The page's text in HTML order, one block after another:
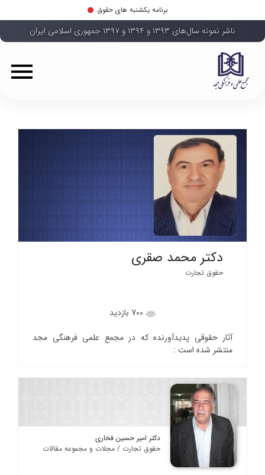
برنامه یکشنبه های حقوق
ناشر نمونه سال‌های ۱۳۹۳ و ۱۳۹۴ و ۱۳۹۷ جمهوری اسلامی ایران
دکتر محمد صقری
حقوق تجارت
آثار حقوقی پدیدآورنده که در مجمع علمی فرهنگی مجد
منتشر شده است :
دکتر امیر حسین فخاری
حقوق تجارت / مجلات و مجموعه مقالات